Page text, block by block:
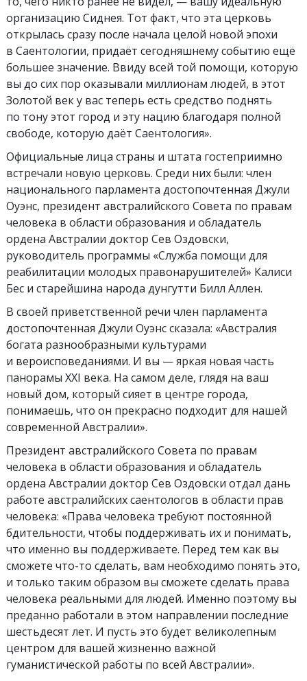
организацию Сиднея. Тот факт, что эта церковь
открылась сразу после начала целой новой эпохи
в Саентологии, придаёт сегодняшнему событию ещё
большее значение. Ввиду всей той помощи, которую
вы до сих пор оказывали миллионам людей, в этот
Золотой век у вас теперь есть средство поднять
по тону этот город и эту нацию благодаря полной
свободе, которую даёт Саентология».
Официальные лица страны и штата гостеприимно
встречали новую церковь. Среди них были: член
национального парламента достопочтенная Джули
Оуэнс, президент австралийского Совета по правам
человека в области образования и обладатель
ордена Австралии доктор Сев Оздовски,
руководитель программы «Служба помощи для
реабилитации молодых правонарушителей» Калиси
Бес и старейшина народа дунгутти Билл Аллен.
В своей приветственной речи член парламента
достопочтенная Джули Оуэнс сказала: «Австралия
богата разнообразными культурами
и вероисповеданиями. И вы — яркая новая часть
панорамы XXI века. На самом деле, глядя на ваш
новый дом, который сияет в центре города,
понимаешь, что он прекрасно подходит для нашей
современной Австралии».
Президент австралийского Совета по правам
человека в области образования и обладатель
ордена Австралии доктор Сев Оздовски отдал дань
работе австралийских саентологов в области прав
человека: «Права человека требуют постоянной
бдительности, чтобы поддерживать их и понимать,
что именно вы поддерживаете. Перед тем как вы
сможете что-то сделать, вам необходимо понять это,
и только таким образом вы сможете сделать права
человека реальными для людей. Именно поэтому вы
преданно работали в этом направлении последние
шестьдесят лет. И пусть это будет великолепным
центром для вашей жизненно важной
гуманистической работы по всей Австралии».